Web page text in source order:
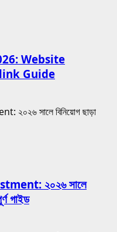
Website
Guide
২০২৬ সালে
গাইড